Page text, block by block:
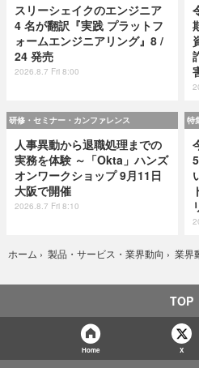
スリーシェイクのエンジニア
4 名が翻訳『実践 プラットフ
ォームエンジニアリング』8 /
24 発売
2026.8.7 Fri 8:00
研修・セミナー・カンファレンス
人事異動から退職処理までの
実務を体験 ～「Okta」ハンズ
オンワークショップ 9月11日
大阪で開催
2026.8.7 Fri 8:10
特
ホーム › 製品・サービス・業界動向 › 業界
TOP
Home X